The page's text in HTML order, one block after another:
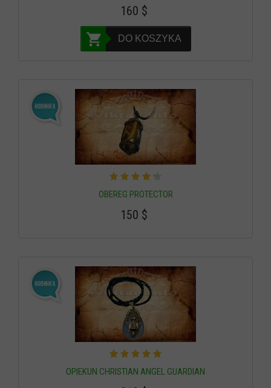
160 $
DO KOSZYKA
OBEREG PROTECTOR
150 $
OPIEKUN CHRISTIAN ANGEL GUARDIAN